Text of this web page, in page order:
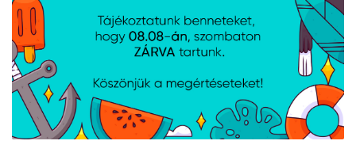
Teltonika EU 2-pin
tápegység, 130 W
Teltonika EU 2-pin
tápegység, 18 W